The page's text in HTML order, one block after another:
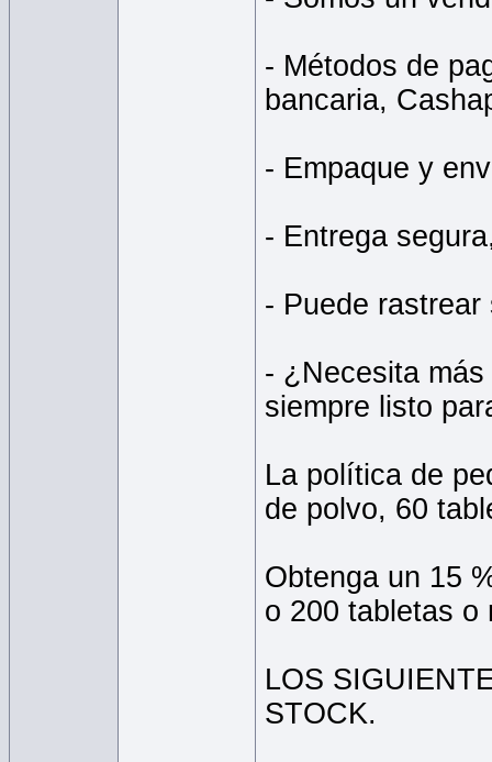
- Métodos de
bancaria,
- Empaque y
- Entrega
- Puede
- ¿Necesita
siempre listo
La política de
de polvo, 60
Obtenga un 15
o 200 tabletas o
LOS
STOCK.